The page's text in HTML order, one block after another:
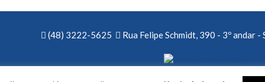
(48) 3222-5625 Rua Felipe Schmidt, 390 - 3º andar